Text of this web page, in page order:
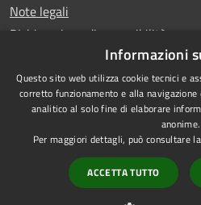
Note legali
Dichiarazione di accessibilità
RSS
Accessibilità
Informazioni
Questo sito web utilizza cookie tecnici e
corretto funzionamento e alla
analitico al solo fine di elaborare
anonime.
Per maggiori dettagli, può consultare
ACCETTA TUTTO